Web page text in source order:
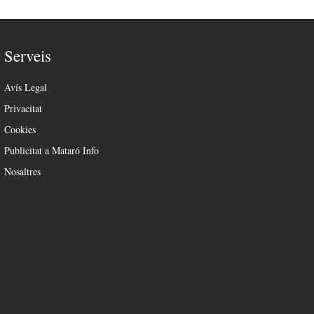
Serveis
Avís Legal
Privacitat
Cookies
Publicitat a Mataró Info
Nosaltres